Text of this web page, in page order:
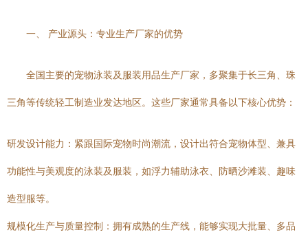
一、 产业源头：专业生产厂家的优势
全国主要的宠物泳装及服装用品生产厂家，多聚集于长三角、珠
三角等传统轻工制造业发达地区。这些厂家通常具备以下核心优势：
研发设计能力：紧跟国际宠物时尚潮流，设计出符合宠物体型、兼具
功能性与美观度的泳装及服装，如浮力辅助泳衣、防晒沙滩装、趣味
造型服等。
规模化生产与质量控制：拥有成熟的生产线，能够实现大批量、多品